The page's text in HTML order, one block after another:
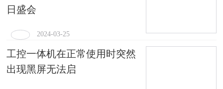
日盛会
2024-03-25
工控一体机在正常使用时突然
出现黑屏无法启